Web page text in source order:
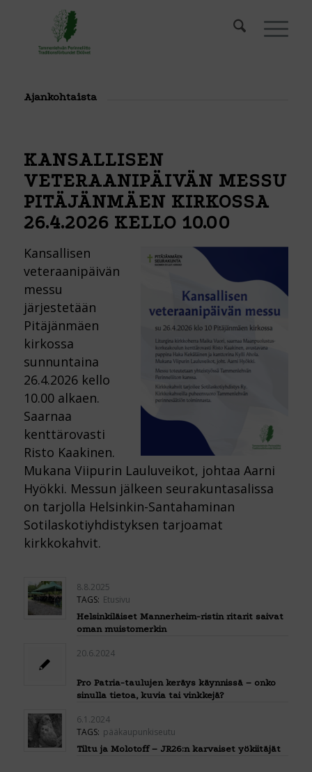
Ajankohtaista
KANSALLISEN
VETERAANIPÄIVÄN MESSU
PITÄJÄNMÄEN KIRKOSSA
26.4.2026 KELLO 10.00
Kansallisen
veteraanipäivän
messu
järjestetään
Pitäjänmäen
kirkossa
sunnuntaina
26.4.2026 kello
10.00 alkaen.
Saarnaa
kenttärovasti
Risto Kaakinen.
Mukana Viipurin Lauluveikot, johtaa Aarni
Hyökki. Messun jälkeen seurakuntasalissa
on tarjolla Helsinkin-Santahaminan
Sotilaskotiyhdistyksen tarjoamat
kirkkokahvit.
8.8.2025
TAGS: Etusivu
Helsinkiläiset Mannerheim-ristin ritarit saivat
oman muistomerkin
20.6.2024
Pro Patria-taulujen keräys käynnissä – onko
sinulla tietoa, kuvia tai vinkkejä?
6.1.2024
TAGS: pääkaupunkiseutu
Tiltu ja Molotoff – JR26:n karvaiset yökiitäjät